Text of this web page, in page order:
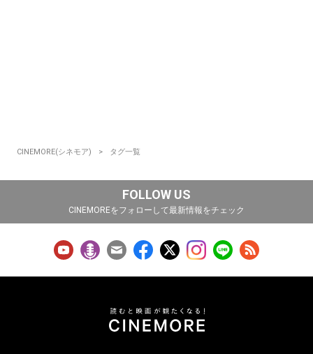
CINEMORE(シネモア) タグ一覧
FOLLOW US
CINEMOREをフォローして最新情報をチェック